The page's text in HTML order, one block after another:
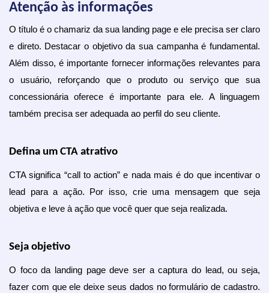
Atenção às informações
O título é o chamariz da sua landing page e ele precisa ser claro
e direto. Destacar o objetivo da sua campanha é fundamental.
Além disso, é importante fornecer informações relevantes para
o usuário, reforçando que o produto ou serviço que sua
concessionária oferece é importante para ele. A linguagem
também precisa ser adequada ao perfil do seu cliente.
Defina um CTA atrativo
CTA significa “call to action” e nada mais é do que incentivar o
lead para a ação. Por isso, crie uma mensagem que seja
objetiva e leve à ação que você quer que seja realizada.
Seja objetivo
O foco da landing page deve ser a captura do lead, ou seja,
fazer com que ele deixe seus dados no formulário de cadastro.